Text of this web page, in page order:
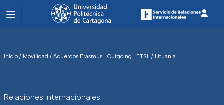
Inicio / Movilidad / Acuerdos Erasmus+ Outgoing | ETSII / Lituania
Relaciones Internacionales